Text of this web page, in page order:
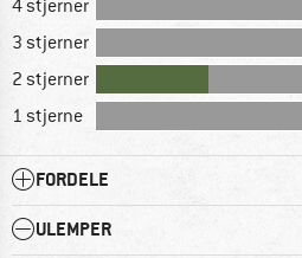
4 stjerner
3 stjerner
2 stjerner
1 stjerne
FORDELE
ULEMPER